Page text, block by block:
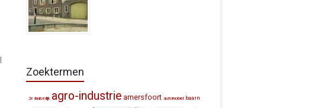
Zoektermen
2e daalsedijk agro-industrie amersfoort automobiel baarn